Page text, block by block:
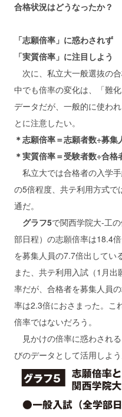
合格状況はどうなったか？
「志願倍率」に惑わされず
「実質倍率」に注目しよう
次に、私立大一般選抜の合
中でも倍率の変化は、「難
データだが、一般的に使わ
とに注意したい。
＊志願倍率＝志願者数÷募
＊実質倍率＝受験者数÷合
私立大では合格者の入学
の5倍程度、共テ利用方式
通だ。
グラフ5で関西学院大-工
部日程）の志願倍率は18.4
を募集人員の7.7倍出してい
また、共テ利用入試（1月
率だが、合格者を募集人員
率は2.3倍におさまった。こ
倍率ではないだろう。
見かけの倍率に惑わされ
びのデータとして活用しよう